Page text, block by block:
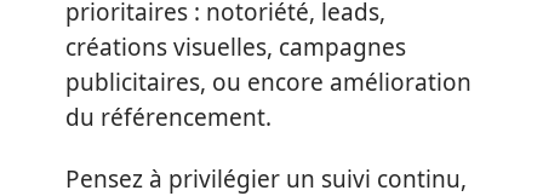
prioritaires : notoriété, leads,
créations visuelles, campagnes
publicitaires, ou encore amélioration
du référencement.
Pensez à privilégier un suivi continu,